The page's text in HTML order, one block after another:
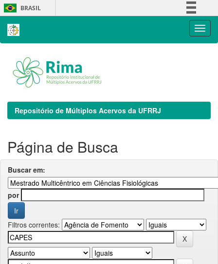
Skip
navigation
BRASIL
Repositório de Múltiplos Acervos da UFRRJ
Página de Busca
Buscar em:
por
Filtros correntes: